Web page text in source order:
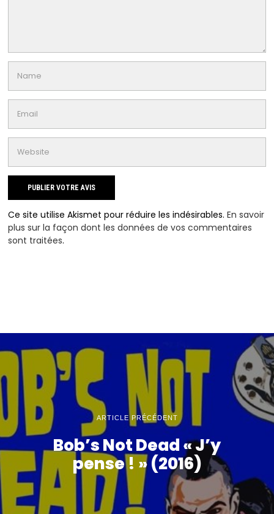
Ce site utilise Akismet pour réduire les indésirables.En savoir
plus sur la façon dont les données de vos commentaires
sont traitées.
ARTICLE PRÉCÉDENT
Bob’s Not Dead « J’y
pense ! » (2016)